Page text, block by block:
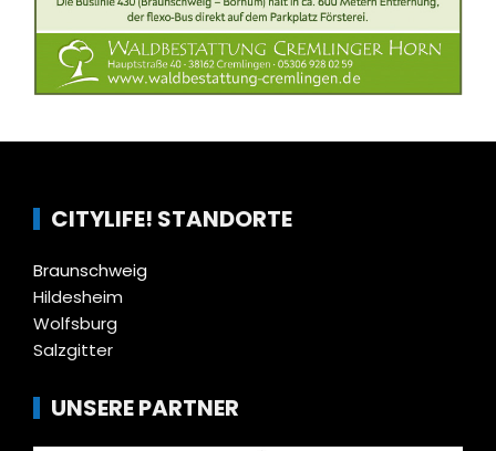
CITYLIFE! STANDORTE
Braunschweig
Hildesheim
Wolfsburg
Salzgitter
UNSERE PARTNER